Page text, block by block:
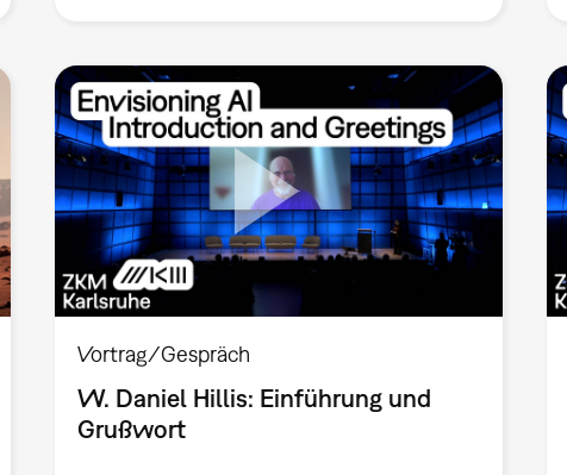
Vortrag/Gespräch
W. Daniel Hillis: Einführung und
Grußwort